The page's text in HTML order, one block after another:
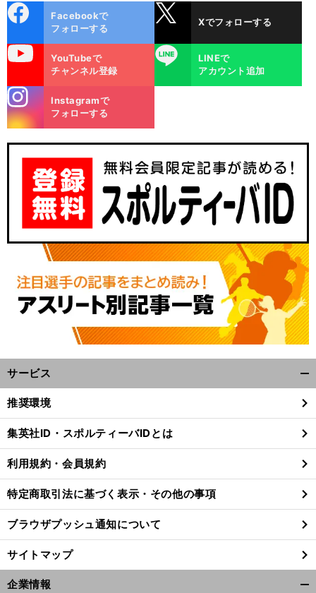
ok
Facebookで
フォローする
Xでフォローする
YouTubeで
チャンネル登録
LINE
LINEで
アカウント追加
m
Instagramで
フォローする
サービス
閉
る
推奨環境
集英社ID・スポルティーバIDとは
利用規約・会員規約
特定商取引法に基づく表示・その他の事項
ブラウザプッシュ通知について
サイトマップ
企業情報